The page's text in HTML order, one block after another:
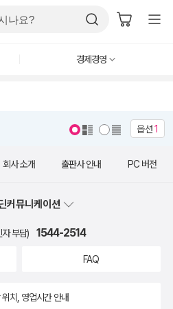
경제경영
옵션1
회사 소개 출판사 안내 PC 버전
커뮤니케이션
부담) 1544-2514
FAQ
치, 영업시간 안내